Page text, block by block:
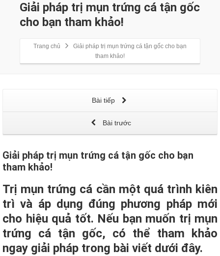
Giải pháp trị mụn trứng cá tận gốc
cho bạn tham khảo!
Trang chủ
Giải pháp trị mụn trứng cá tận gốc cho bạn
tham khảo!
Bài tiếp
Bài trước
Giải pháp trị mụn trứng cá tận gốc cho bạn
tham khảo!
Trị mụn trứng cá cần một quá trình kiên
trì và áp dụng đúng phương pháp mới
cho hiệu quả tốt. Nếu bạn muốn trị mụn
trứng cá tận gốc, có thể tham khảo
ngay giải pháp trong bài viết dưới đây.